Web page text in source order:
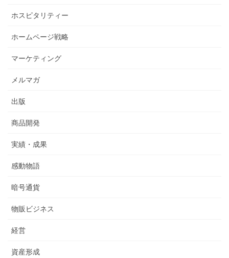
ホスピタリティー
ホームページ戦略
マーケティング
メルマガ
出版
商品開発
実績・成果
感動物語
暗号通貨
物販ビジネス
経営
資産形成